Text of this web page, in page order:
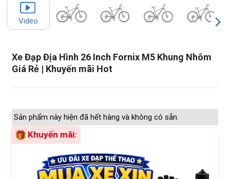
Xe Đạp Địa Hình 26 Inch Fornix M5 Khung Nhôm
Giá Rẻ | Khuyến mãi Hot
Video
Sản phẩm này hiện đã hết hàng và không có sẵn.
Khuyến mãi: